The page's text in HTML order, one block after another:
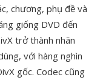
chương, phụ đề và
giống DVD đến
trở thành nhãn
với hàng nghìn
gốc. Codec cũng